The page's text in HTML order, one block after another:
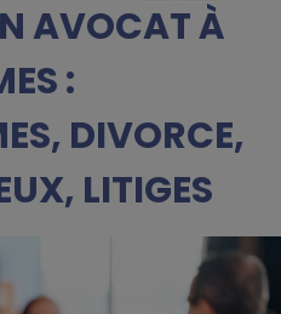
AVOCAT À
:
DIVORCE,
LITIGES